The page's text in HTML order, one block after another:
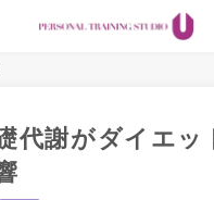
代謝がダイエッ